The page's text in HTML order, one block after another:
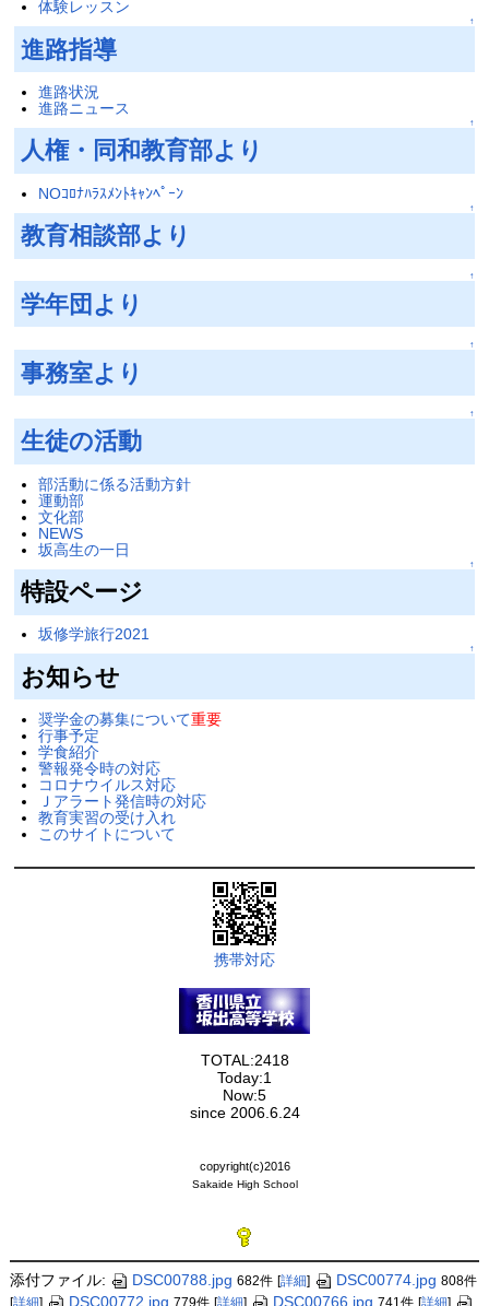
体験レッスン
↑
進路指導
進路状況
進路ニュース
↑
人権・同和教育部より
NOｺﾛﾅﾊﾗｽﾒﾝﾄｷｬﾝﾍﾟｰﾝ
↑
教育相談部より
↑
学年団より
↑
事務室より
↑
生徒の活動
部活動に係る活動方針
運動部
文化部
NEWS
坂高生の一日
↑
特設ページ
坂修学旅行2021
↑
お知らせ
奨学金の募集について重要
行事予定
学食紹介
警報発令時の対応
コロナウイルス対応
Ｊアラート発信時の対応
教育実習の受け入れ
このサイトについて
携帯対応
TOTAL:2418
Today:1
Now:5
since 2006.6.24
copyright(c)2016
Sakaide High School
添付ファイル: DSC00788.jpg 682件 [詳細] DSC00774.jpg 808件
[詳細] DSC00772.jpg 779件 [詳細] DSC00766.jpg 741件 [詳細]